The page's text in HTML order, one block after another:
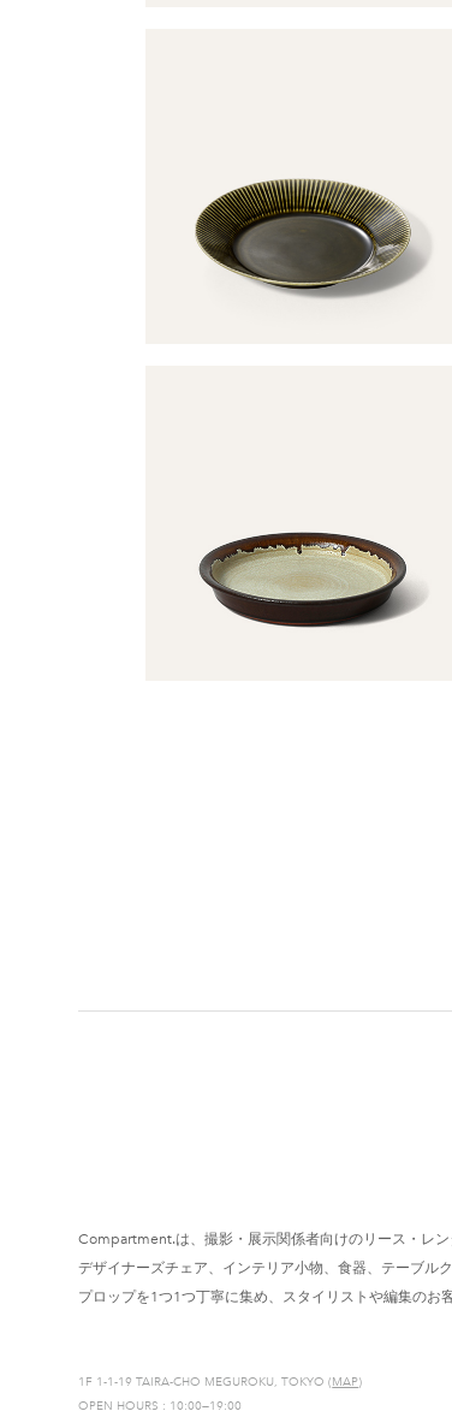
Compartment.は、撮影・展示関係者向けのリース・レン
デザイナーズチェア、インテリア小物、食器、テーブル
プロップを1つ1つ丁寧に集め、スタイリストや編集のお
1F 1-1-19 TAIRA-CHO MEGUROKU, TOKYO (MAP)
OPEN HOURS : 10:00—19:00